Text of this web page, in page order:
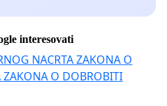
interesovati
NACRTA ZAKONA O
O DOBROBITI